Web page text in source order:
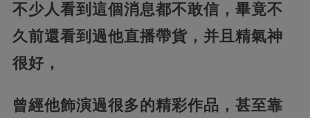
不少人看到這個消息都不敢信，畢竟不
久前還看到過他直播帶貨，并且精氣神
很好，
曾經他飾演過很多的精彩作品，甚至靠